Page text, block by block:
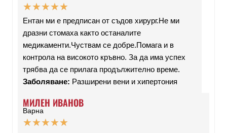
★★★★★
Ентан ми е предписан от съдов хирург.Не ми
дразни стомаха както останалите
медикаменти.Чуствам се добре.Помага и в
контрола на високото кръвно. За да има успех
трябва да се прилага продължително време.
Заболяване: Разширени вени и хипертония
МИЛЕН ИВАНОВ
Варна
★★★★★